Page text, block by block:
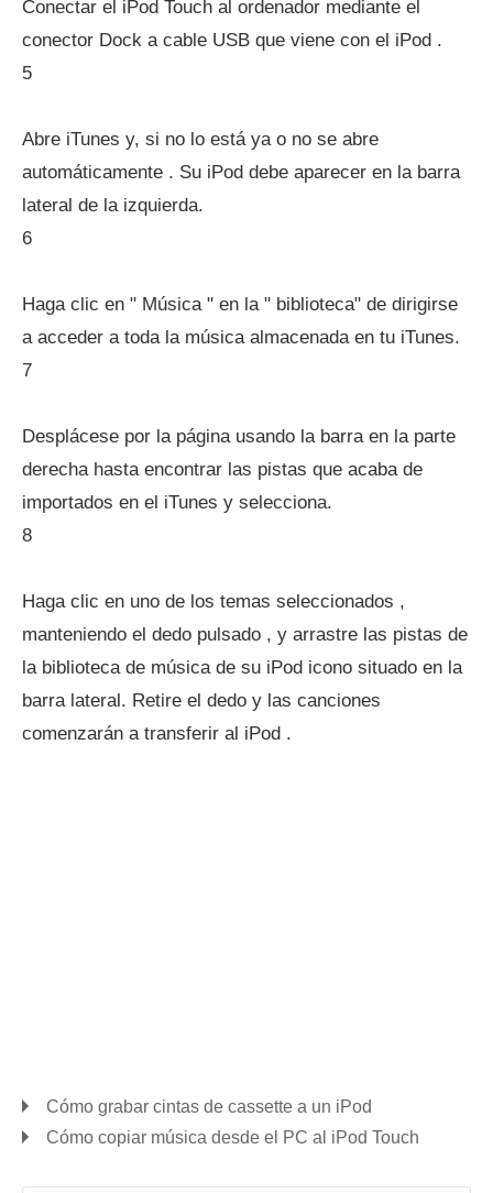
Conectar el iPod Touch al ordenador mediante el
conector Dock a cable USB que viene con el iPod .
5
Abre iTunes y, si no lo está ya o no se abre
automáticamente . Su iPod debe aparecer en la barra
lateral de la izquierda.
6
Haga clic en " Música " en la " biblioteca" de dirigirse
a acceder a toda la música almacenada en tu iTunes.
7
Desplácese por la página usando la barra en la parte
derecha hasta encontrar las pistas que acaba de
importados en el iTunes y selecciona.
8
Haga clic en uno de los temas seleccionados ,
manteniendo el dedo pulsado , y arrastre las pistas de
la biblioteca de música de su iPod icono situado en la
barra lateral. Retire el dedo y las canciones
comenzarán a transferir al iPod .
Cómo grabar cintas de cassette a un iPod
Cómo copiar música desde el PC al iPod Touch